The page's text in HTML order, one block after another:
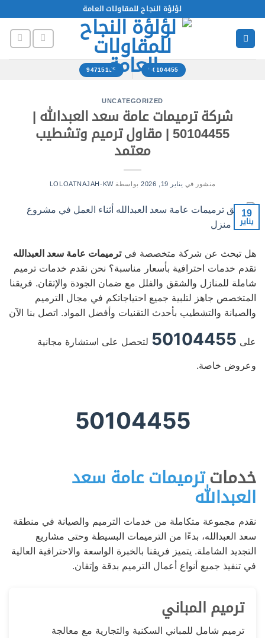
لؤلؤة النجاح للمقاولات العامة
50104455
94715155
UNCATEGORIZED
شركة ترميمات عامة سعد العبدالله |
50104455 | مقاول ترميم وتشطيب
معتمد
منشور في يناير 19, 2026 بواسطةLOLOATNAJAH-KW
19
يناير
هل تبحث عن شركة متخصصة فيترميمات عامة سعد العبدالله
تقدم خدمات احترافية بأسعار مناسبة؟ نحن نقدم خدمات ترميم
شاملة للمنازل والشقق والفلل مع ضمان الجودة والإتقان. فريقنا
المتخصص جاهز لتلبية جميع احتياجاتكم في مجال الترميم
والصيانة والتشطيب بأحدث التقنيات وأفضل المواد. اتصل بنا الآن
على 50104455 لتحصل على استشارة مجانية
وعروض خاصة.
50104455
خدماتترميمات عامة سعد
العبدالله
نقدم مجموعة متكاملة من خدمات الترميم والصيانة في منطقة
سعد العبدالله، بدءًا من الترميمات البسيطة وحتى مشاريع
التجديد الشاملة. يتميز فريقنا بالخبرة الواسعة والاحترافية العالية
في تنفيذ جميع أنواع أعمال الترميم بدقة وإتقان.
ترميم المباني
ترميم شامل للمباني السكنية والتجارية مع معالجة